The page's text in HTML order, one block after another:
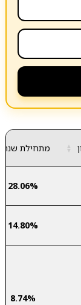
▲
▼ מתחילת שנה
28.06%
14.80%
8.74%